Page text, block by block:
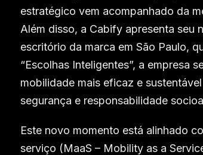
estratégico vem acompanhado da
Além disso, a Cabify apresenta seu
escritório da marca em São Paulo,
“Escolhas Inteligentes”, a empresa
mobilidade mais eficaz e
segurança e responsabilidade
Este novo momento está alinhado
serviço (MaaS – Mobility as a